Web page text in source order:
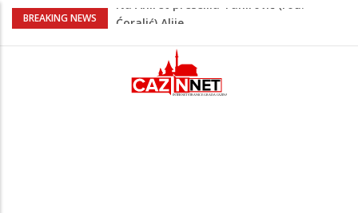
BREAKING NEWS
FIFA stala u odbranu Infantina nakon
Meso koje se topi u ustima: Jednostavan
recept za sočnu junetinu u saftu
Zašto se Real Madrid ovog ljeta ne